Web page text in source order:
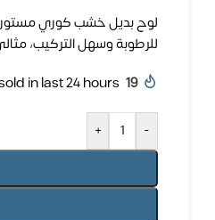
للرطوبة وسهل التركيب،
19
in last 24 hours
-
+